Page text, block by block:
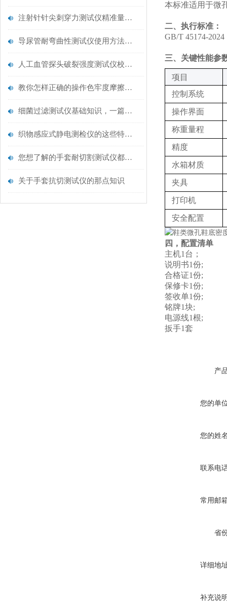
注射针针尖刺穿力测试仪精准量化针尖锋利度，构筑临床安全防线
导尿管耐弯曲性测试仪使用方法与操作规范
人工血管探头破裂强度测试仪校准规范：精准赋能医疗安全的技术基准
教你怎样正确的操作色牢度摩擦测试机
细菌过滤测试仪基础知识，一篇搞定
织物感应式静电测检仪的这些特点很少有人都知道
您想了解的手套耐切割测试仪都在这里了
关于手套抗切测试仪的那点知识
本标准适用于微
二、执行标准：
GB/T 45174-
三、关键性能参
‌项目‌
控制系统‌
操作界面‌
称重量程
精度
水箱材质
夹具‌‌
打印机
安全配置
四，配置清单
主机1台；
说明书1份;
合格证1份;
保修卡1份;
签收单1份;
铭牌1块;
电源线1根;
扳手1套
产
您的单
您的姓
联系电
常用邮
省
详细地
补充说